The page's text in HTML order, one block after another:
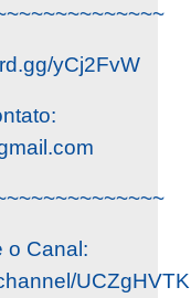
yCj2FvW
o Canal: